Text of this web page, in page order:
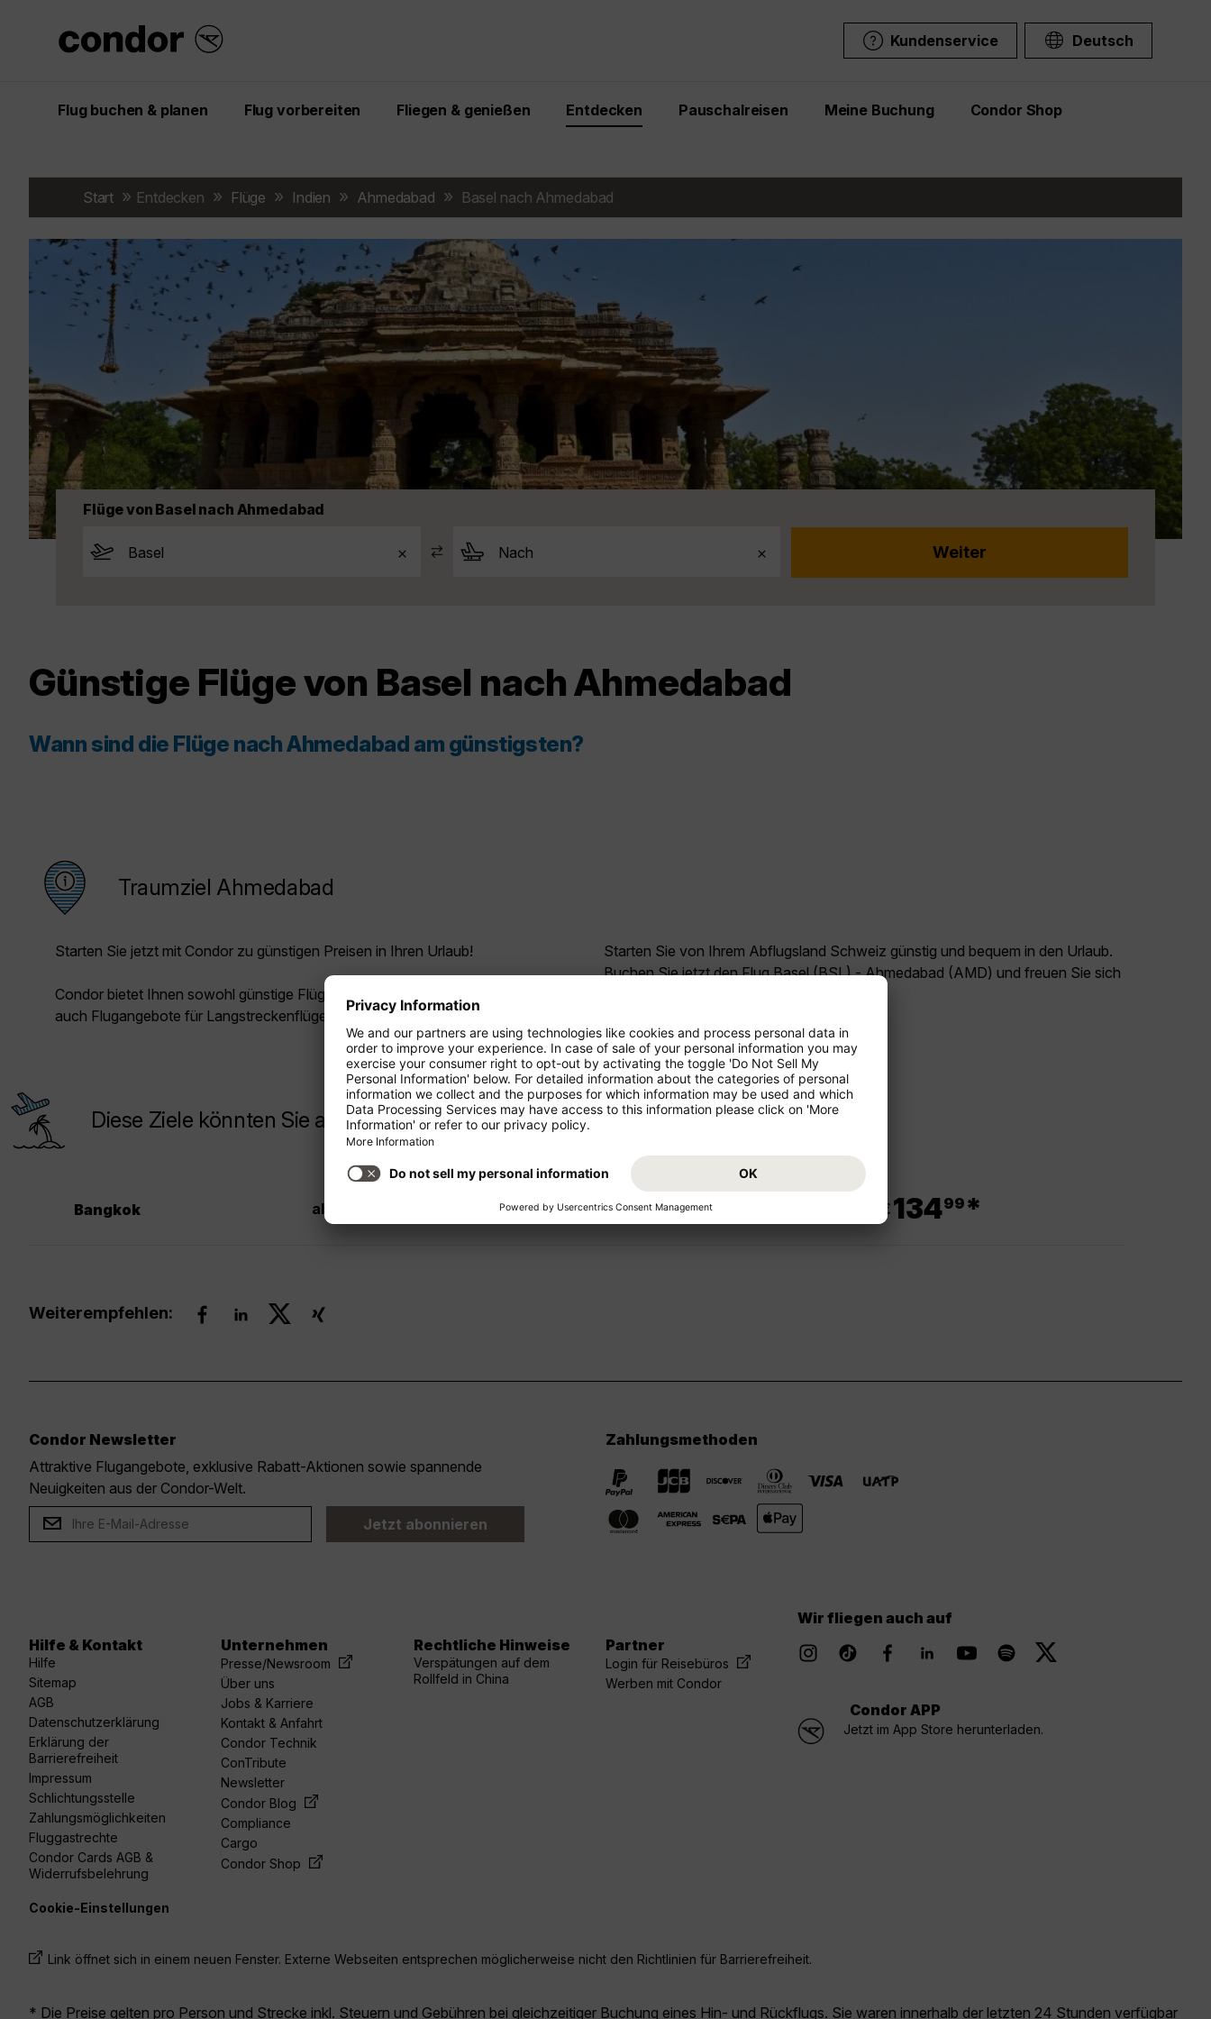
Kundenservice Deutsch
Flug buchen & planen Flug vorbereiten Fliegen & genießen Entdecken Pauschalreisen Meine Buchung Condor Shop
Start Entdecken Flüge Indien Ahmedabad Basel nach Ahmedabad
Flüge von Basel nach Ahmedabad
Günstige Flüge von Basel nach Ahmedabad
Wann sind die Flüge nach Ahmedabad am günstigsten?
Traumziel Ahmedabad
Starten Sie jetzt mit Condor zu günstigen Preisen in Ihren Urlaub!
Condor bietet Ihnen sowohl günstige Flüge für die Kurz- und Mittelstrecke als
auch Flugangebote für Langstreckenflüge.
Starten Sie von Ihrem Abflugsland Schweiz günstig und bequem in den Urlaub.
Buchen Sie jetzt den Flug Basel (BSL) - Ahmedabad (AMD) und freuen Sie sich
Diese Ziele könnten Sie auch interessieren
Bangkok ab € Dubai ab € 13499 *
Weiterempfehlen:
Condor Newsletter
Attraktive Flugangebote, exklusive Rabatt-Aktionen sowie spannende
Neuigkeiten aus der Condor-Welt.
Jetzt abonnieren
Zahlungsmethoden
Hilfe & Kontakt
Hilfe
Sitemap
AGB
Datenschutzerklärung
Erklärung der
Barrierefreiheit
Impressum
Schlichtungsstelle
Zahlungsmöglichkeiten
Fluggastrechte
Condor Cards AGB &
Widerrufsbelehrung
Unternehmen
Presse/Newsroom
Über uns
Jobs & Karriere
Kontakt & Anfahrt
Condor Technik
ConTribute
Newsletter
Condor Blog
Compliance
Cargo
Condor Shop
Rechtliche Hinweise
Verspätungen auf dem
Rollfeld in China
Partner
Login für Reisebüros
Werben mit Condor
Wir fliegen auch auf
linkedin youtubespotify
Condor APP
Jetzt im App Store herunterladen.
Cookie-Einstellungen
Link öffnet sich in einem neuen Fenster. Externe Webseiten entsprechen möglicherweise nicht den Richtlinien für Barrierefreiheit.
* Die Preise gelten pro Person und Strecke inkl. Steuern und Gebühren bei gleichzeitiger Buchung eines Hin- und Rückflugs. Sie waren innerhalb der letzten 24 Stunden verfügbar